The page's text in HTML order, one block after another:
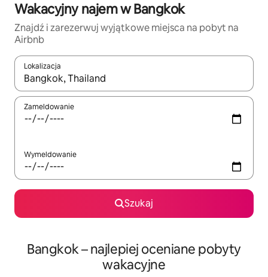
Wakacyjny najem w Bangkok
Znajdź i zarezerwuj wyjątkowe miejsca na pobyt na
Airbnb
Lokalizacja
Gdy wyniki będą dostępne, możesz poruszać się po nich za
Zameldowanie
Wymeldowanie
Szukaj
Bangkok – najlepiej oceniane pobyty
wakacyjne